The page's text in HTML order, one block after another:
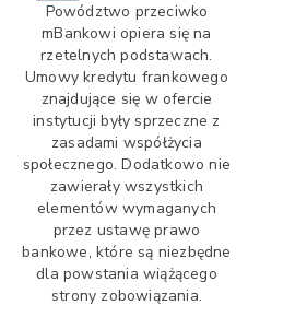
Powództwo przeciwko
mBankowi opiera się na
rzetelnych podstawach.
Umowy kredytu frankowego
znajdujące się w ofercie
instytucji były sprzeczne z
zasadami współżycia
społecznego. Dodatkowo nie
zawierały wszystkich
elementów wymaganych
przez ustawę prawo
bankowe, które są niezbędne
dla powstania wiążącego
strony zobowiązania.